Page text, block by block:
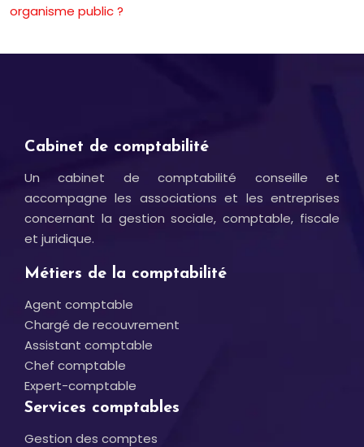
organisme public ?
Cabinet de comptabilité
Un cabinet de comptabilité conseille et
accompagne les associations et les entreprises
concernant la gestion sociale, comptable, fiscale
et juridique.
Métiers de la comptabilité
Agent comptable
Chargé de recouvrement
Assistant comptable
Chef comptable
Expert-comptable
Services comptables
Gestion des comptes